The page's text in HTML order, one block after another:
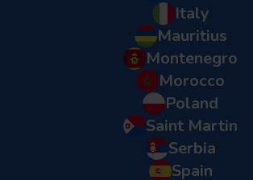
Italy
Mauritius
Montenegro
Morocco
Poland
Saint Martin
Serbia
Spain